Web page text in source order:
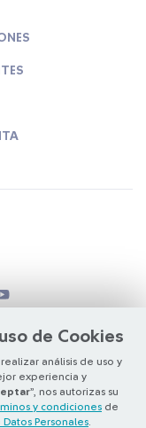
de Cookies
análisis de uso y
experiencia y
”, nos autorizas su
y condiciones de
Personales
2026